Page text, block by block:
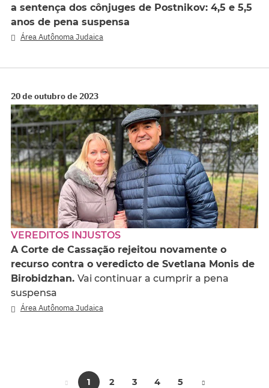
a sentença dos cônjuges de Postnikov: 4,5 e 5,5
anos de pena suspensa
Área Autônoma Judaica
20 de outubro de 2023
VEREDITOS INJUSTOS
A Corte de Cassação rejeitou novamente o
recurso contra o veredicto de Svetlana Monis de
Birobidzhan. Vai continuar a cumprir a pena
suspensa
Área Autônoma Judaica
1 2 3 4 5